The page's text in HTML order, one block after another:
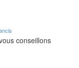
conseillons